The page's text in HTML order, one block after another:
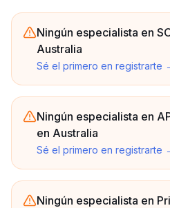
Ningún especialista en
Australia
Sé el primero en registrarte
Ningún especialista en
en Australia
Sé el primero en registrarte
Ningún especialista en